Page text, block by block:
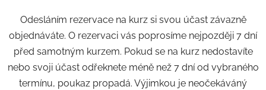
Odesláním rezervace na kurz si svou účast závazně
objednáváte. O rezervaci vás poprosíme nejpozději 7 dní
před samotným kurzem. Pokud se na kurz nedostavíte
nebo svoji účast odřeknete méně než 7 dní od vybraného
termínu, poukaz propadá. Výjimkou je neočekáváný